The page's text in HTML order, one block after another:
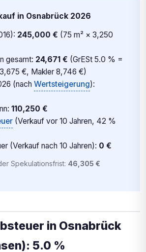
in Osnabrück 2026
245,000 € (75 m² × 3,250
gesamt: 24,671 € (GrESt 5.0 % =
€, Makler 8,746 €)
(nach Wertsteigerung):
110,250 €
(Verkauf vor 10 Jahren, 42 %
(Verkauf nach 10 Jahren): 0 €
Spekulationsfrist: 46,305 €
in Osnabrück
5.0 %